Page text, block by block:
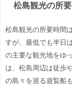
松島観光の所
松島観光の所要時間
すが、最低でも半日
の主要な観光地をゆ
は、松島周辺は徒歩
の島々を巡る遊覧船